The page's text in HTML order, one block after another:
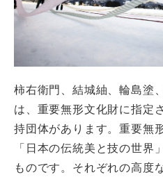
柿右衛門、結城紬、輪島塗
は、重要無形文化財に指定
持団体があります。重要無
「日本の伝統美と技の世界
ものです。それぞれの高度